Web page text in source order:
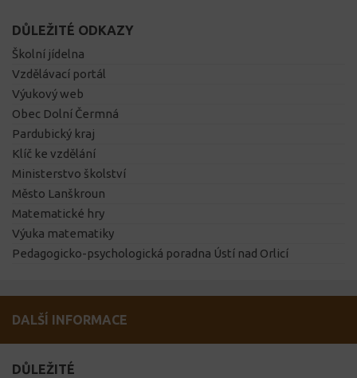
DŮLEŽITÉ ODKAZY
Školní jídelna
Vzdělávací portál
Výukový web
Obec Dolní Čermná
Pardubický kraj
Klíč ke vzdělání
Ministerstvo školství
Město Lanškroun
Matematické hry
Výuka matematiky
Pedagogicko-psychologická poradna Ústí nad Orlicí
DALŠÍ INFORMACE
DŮLEŽITÉ